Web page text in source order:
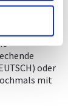
und wählen
Gehen
und
oder
mit